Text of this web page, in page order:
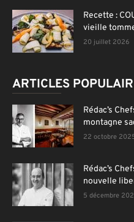
Recette :
vieille
20 juillet 2026
ARTICLES
Rédac’s
montagne
22 octobre
Rédac’s
nouvelle
5 décembre